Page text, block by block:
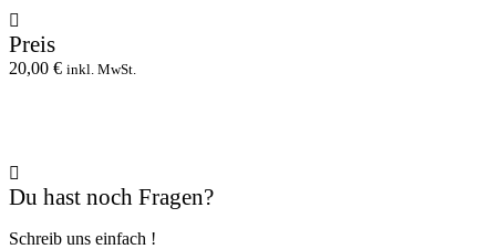
Preis
20,00 € inkl. MwSt.
Du hast noch Fragen?
Schreib uns einfach !